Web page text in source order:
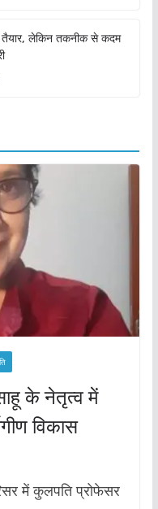
तैयार, लेकिन तकनीक से कदम
के नेतृत्व में
विकास
में कुलपति प्रोफेसर